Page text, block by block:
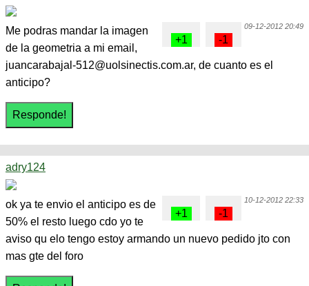
09-12-2012 20:49
Me podras mandar la imagen
de la geometria a mi email,
juancarabajal-512@uolsinectis.com.ar, de cuanto es el
anticipo?
adry124
10-12-2012 22:33
ok ya te envio el anticipo es de
50% el resto luego cdo yo te
aviso qu elo tengo estoy armando un nuevo pedido jto con
mas gte del foro